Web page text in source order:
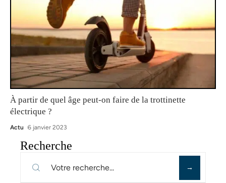
À partir de quel âge peut-on faire de la trottinette
électrique ?
Actu 6 janvier 2023
Recherche